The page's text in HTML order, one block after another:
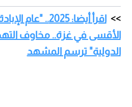
اقرأ أيضا: 2025..
الأقسى في غزة.. مخاوف
الدولية" ترسم المشهد